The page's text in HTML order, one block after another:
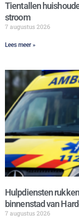
Tientallen
stroom
7 augustus 2026
Lees meer »
Hulpdiensten
binnenstad van
7 augustus 2026